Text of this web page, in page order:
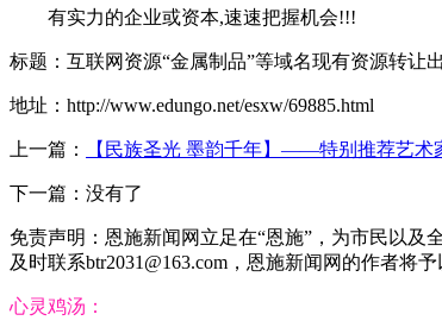
有实力的企业或资本,速速把握机会!!!
标题：互联网资源“金属制品”等域名现有资源转让
地址：http://www.edungo.net/esxw/69885.html
上一篇： 【民族圣光 墨韵千年】——特别推荐艺术
下一篇：没有了
免责声明：恩施新闻网立足在“恩施”，为市民以
及时联系btr2031@163.com，恩施新闻网的作者将予
心灵鸡汤：